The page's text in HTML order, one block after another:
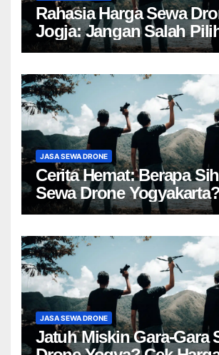
Rahasia Harga Sewa
Jogja: Jangan Salah
JASA SEWA DRONE
Cerita Hemat: Berapa
Sewa Drone
JASA SEWA DRONE
Jatuh Miskin Gara-Gara